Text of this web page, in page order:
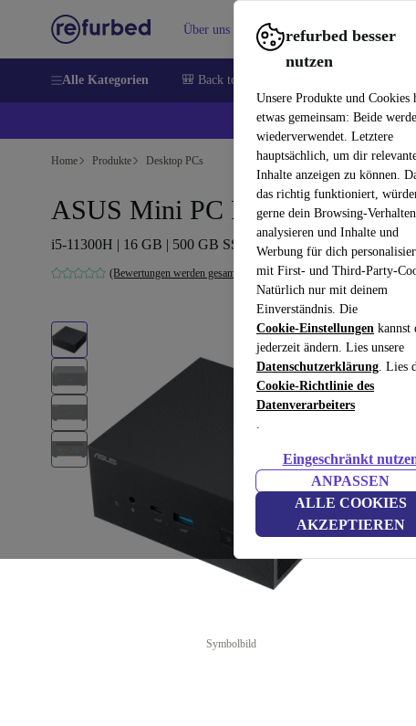
refurbed besser
nutzen
Unsere Produkte und Cookies
etwas gemeinsam: Beide
wiederverwendet. Letztere
hauptsächlich, um dir
Inhalte anzeigen zu können.
das richtig funktioniert,
gerne dein Browsing-Verhalten
analysieren und Inhalte und
Werbung für dich
mit First- und Third-Party-
Natürlich nur mit deinem
Einverständnis. Die
Cookie-Einstellungen kannst
jederzeit ändern. Lies unsere
Datenschutzerklärung. Lies
Cookie-Richtlinie des
Datenverarbeiters
.
Eingeschränkt
ANPASSEN
ALLE COOKIES
AKZEPTIEREN
Über uns Verkaufen Hilfe
Alle Kategorien 🎒 Back to school
💰
Home Produkte Desktop PCs
ASUS Mini PC PN63
i5-11300H | 16 GB | 500 GB SSD | Win 11 Pro
(Bewertungen werden gesammelt)
Symbolbild